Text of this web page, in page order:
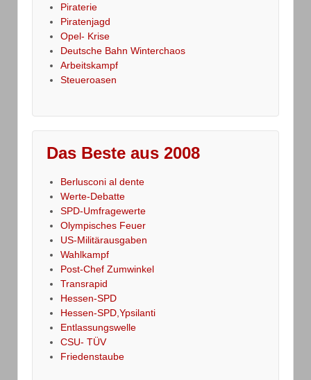
Piraterie
Piratenjagd
Opel- Krise
Deutsche Bahn Winterchaos
Arbeitskampf
Steueroasen
Das Beste aus 2008
Berlusconi al dente
Werte-Debatte
SPD-Umfragewerte
Olympisches Feuer
US-Militärausgaben
Wahlkampf
Post-Chef Zumwinkel
Transrapid
Hessen-SPD
Hessen-SPD,Ypsilanti
Entlassungswelle
CSU- TÜV
Friedenstaube